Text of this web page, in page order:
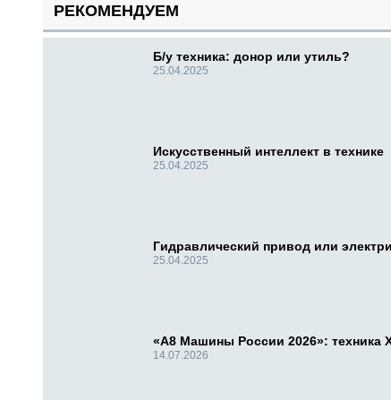
РЕКОМЕНДУЕМ
Б/у техника: донор или утиль?
25.04.2025
Искусственный интеллект в технике
25.04.2025
Гидравлический привод или
25.04.2025
«А8 Машины России 2026»: техника
14.07.2026